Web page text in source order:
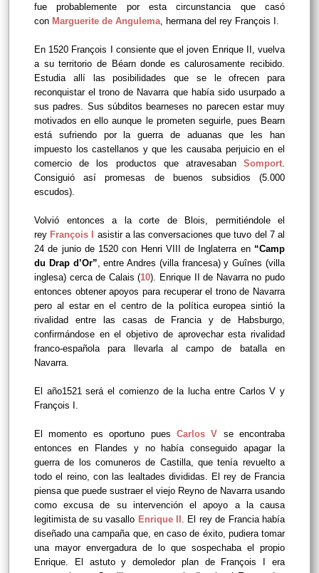
fue probablemente por esta circunstancia que casó
con Marguerite de Angulema , hermana del rey François I.
En 1520 François I consiente que el joven Enrique II, vuelva
a su territorio de Béarn donde es calurosamente recibido.
Estudia allí las posibilidades que se le ofrecen para
reconquistar el trono de Navarra que había sido usurpado a
sus padres. Sus súbditos bearneses no parecen estar muy
motivados en ello aunque le prometen seguirle, pues Bearn
está sufriendo por la guerra de aduanas que les han
impuesto los castellanos y que les causaba perjuicio en el
comercio de los productos que atravesaban Somport
Consiguió así promesas de buenos subsidios (5.000
escudos).
Volvió entonces a la corte de Blois, permitiéndole el
rey François I asistir a las conversaciones que tuvo del 7 al
24 de junio de 1520 con Henri VIII de Inglaterra en “Camp
du Drap d’Or” , entre Andres (villa francesa) y Guînes (villa
inglesa) cerca de Calais (10). Enrique II de Navarra no pudo
entonces obtener apoyos para recuperar el trono de Navarra
pero al estar en el centro de la política europea sintió la
rivalidad entre las casas de Francia y de Habsburgo,
confirmándose en el objetivo de aprovechar esta rivalidad
franco-española para llevarla al campo de batalla en
Navarra.
El año1521 será el comienzo de la lucha entre Carlos V y
François I.
El momento es oportuno pues Carlos V se encontraba
entonces en Flandes y no había conseguido apagar la
guerra de los comuneros de Castilla, que tenía revuelto a
todo el reino, con las lealtades divididas. El rey de Francia
piensa que puede sustraer el viejo Reyno de Navarra usando
como excusa de su intervención el apoyo a la causa
legitimista de su vasallo Enrique II . El rey de Francia había
diseñado una campaña que, en caso de éxito, pudiera tomar
una mayor envergadura de lo que sospechaba el propio
Enrique. El astuto y demoledor plan de François I era